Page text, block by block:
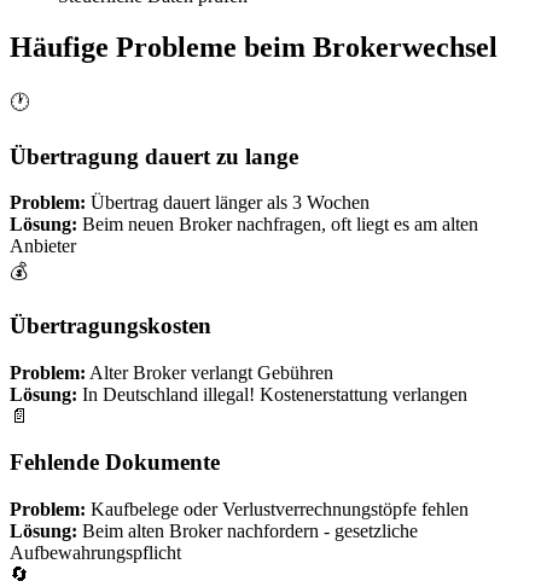
Häufige Probleme beim Brokerwechsel
🕐
Übertragung dauert zu lange
Problem: Übertrag dauert länger als 3 Wochen
Lösung: Beim neuen Broker nachfragen, oft liegt es am alten
Anbieter
💰
Übertragungskosten
Problem: Alter Broker verlangt Gebühren
Lösung: In Deutschland illegal! Kostenerstattung verlangen
📄
Fehlende Dokumente
Problem: Kaufbelege oder Verlustverrechnungstöpfe fehlen
Lösung: Beim alten Broker nachfordern - gesetzliche
Aufbewahrungspflicht
🔄